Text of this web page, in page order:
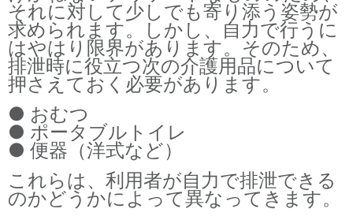
それに対して少しでも寄り添う姿勢が
求められます。しかし、自力で行うに
はやはり限界があります。そのため、
排泄時に役立つ次の介護用品について
押さえておく必要があります。
● おむつ
● ポータブルトイレ
● 便器（洋式など）
これらは、利用者が自力で排泄できる
のかどうかによって異なってきます。